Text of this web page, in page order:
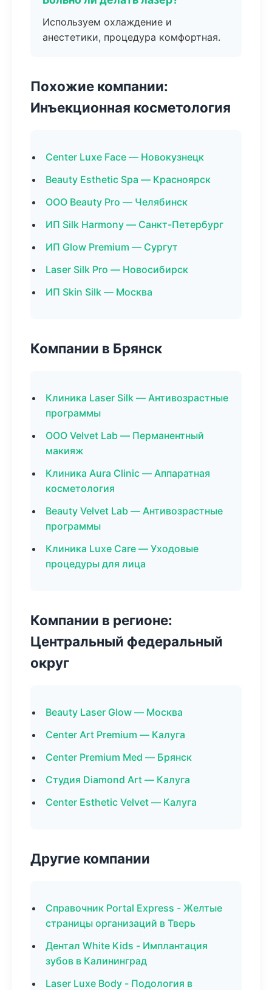
Используем охлаждение и
анестетики, процедура комфортная.
Похожие компании:
Инъекционная косметология
Center Luxe Face — Новокузнецк
Beauty Esthetic Spa — Красноярск
ООО Beauty Pro — Челябинск
ИП Silk Harmony — Санкт-Петербург
ИП Glow Premium — Сургут
Laser Silk Pro — Новосибирск
ИП Skin Silk — Москва
Компании в Брянск
Клиника Laser Silk — Антивозрастные
программы
ООО Velvet Lab — Перманентный
макияж
Клиника Aura Clinic — Аппаратная
косметология
Beauty Velvet Lab — Антивозрастные
программы
Клиника Luxe Care — Уходовые
процедуры для лица
Компании в регионе:
Центральный федеральный
округ
Beauty Laser Glow — Москва
Center Art Premium — Калуга
Center Premium Med — Брянск
Студия Diamond Art — Калуга
Center Esthetic Velvet — Калуга
Другие компании
Справочник Portal Express - Желтые
страницы организаций в Тверь
Дентал White Kids - Имплантация
зубов в Калининград
Laser Luxe Body - Подология в